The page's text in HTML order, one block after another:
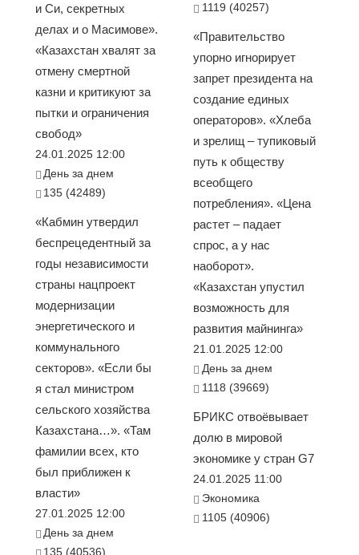
и Си, секретных
делах и о Масимове».
«Казахстан хвалят за
отмену смертной
казни и критикуют за
пытки и ограничения
свобод»
24.01.2025 12:00
День за днем
135 (42489)
«Кабмин утвердил
беспрецедентный за
годы независимости
страны нацпроект
модернизации
энергетического и
коммунального
секторов». «Если бы
я стал министром
сельского хозяйства
Казахстана…». «Там
фамилии всех, кто
был приближен к
власти»
27.01.2025 12:00
День за днем
135 (40536)
1119 (40257)
«Правительство
упорно игнорирует
запрет президента на
создание единых
операторов». «Хлеба
и зрелищ – тупиковый
путь к обществу
всеобщего
потребления». «Цена
растет – падает
спрос, а у нас
наоборот».
«Казахстан упустил
возможность для
развития майнинга»
21.01.2025 12:00
День за днем
1118 (39669)
БРИКС отвоёвывает
долю в мировой
экономике у стран G7
24.01.2025 11:00
Экономика
1105 (40906)